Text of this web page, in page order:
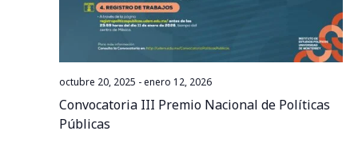
a
c
a
s
Convocatoria III Premio Nacional de Políticas
Públicas
octubre 20, 2025 -enero 12, 2026